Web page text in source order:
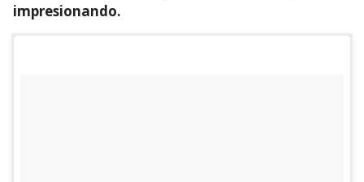
impresionando.